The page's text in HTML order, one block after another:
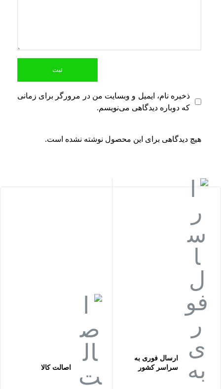
ذخیره نام، ایمیل و وبسایت من در مرورگر برای زمانی
که دوباره دیدگاهی می‌نویسم.
هیچ دیدگاهی برای این محصول نوشته نشده است.
ارسال فوری به
سراسر کشور
اصالت کالا